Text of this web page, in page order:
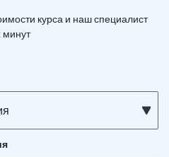
курса и наш специалист
минут